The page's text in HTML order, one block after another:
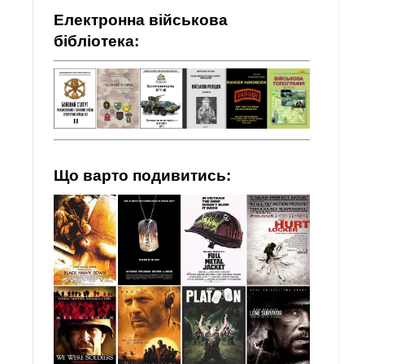
Електронна військова
бібліотека:
Що варто подивитись: